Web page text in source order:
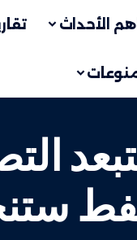
اهم الأحداث